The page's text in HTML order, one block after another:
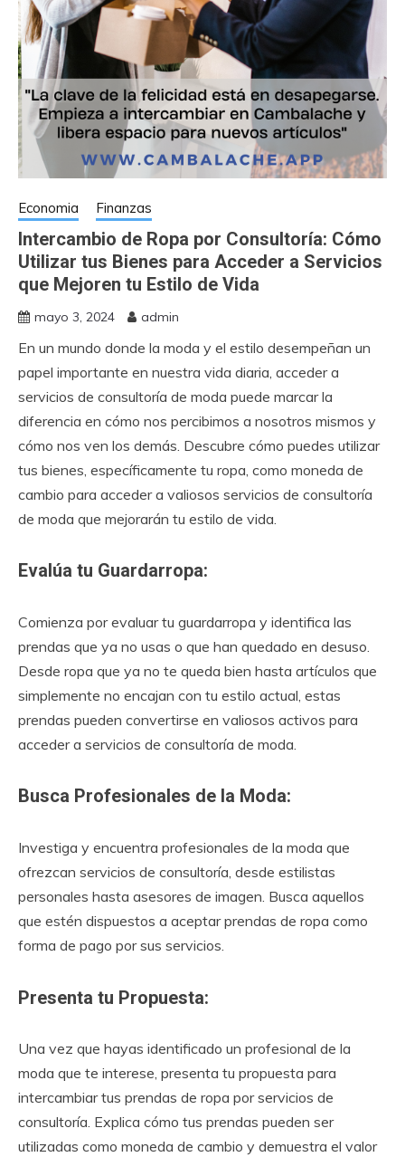
Economia Finanzas
Intercambio de Ropa por Consultoría: Cómo
Utilizar tus Bienes para Acceder a Servicios
que Mejoren tu Estilo de Vida
mayo 3, 2024 admin
En un mundo donde la moda y el estilo desempeñan un
papel importante en nuestra vida diaria, acceder a
servicios de consultoría de moda puede marcar la
diferencia en cómo nos percibimos a nosotros mismos y
cómo nos ven los demás. Descubre cómo puedes utilizar
tus bienes, específicamente tu ropa, como moneda de
cambio para acceder a valiosos servicios de consultoría
de moda que mejorarán tu estilo de vida.
Evalúa tu Guardarropa:
Comienza por evaluar tu guardarropa y identifica las
prendas que ya no usas o que han quedado en desuso.
Desde ropa que ya no te queda bien hasta artículos que
simplemente no encajan con tu estilo actual, estas
prendas pueden convertirse en valiosos activos para
acceder a servicios de consultoría de moda.
Busca Profesionales de la Moda:
Investiga y encuentra profesionales de la moda que
ofrezcan servicios de consultoría, desde estilistas
personales hasta asesores de imagen. Busca aquellos
que estén dispuestos a aceptar prendas de ropa como
forma de pago por sus servicios.
Presenta tu Propuesta:
Una vez que hayas identificado un profesional de la
moda que te interese, presenta tu propuesta para
intercambiar tus prendas de ropa por servicios de
consultoría. Explica cómo tus prendas pueden ser
utilizadas como moneda de cambio y demuestra el valor